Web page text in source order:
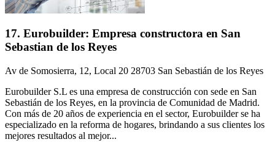
17. Eurobuilder: Empresa constructora en San
Sebastian de los Reyes
Av de Somosierra, 12, Local 20 28703 San Sebastián de los Reyes
Eurobuilder S.L es una empresa de construcción con sede en San
Sebastián de los Reyes, en la provincia de Comunidad de Madrid.
Con más de 20 años de experiencia en el sector, Eurobuilder se ha
especializado en la reforma de hogares, brindando a sus clientes los
mejores resultados al mejor...